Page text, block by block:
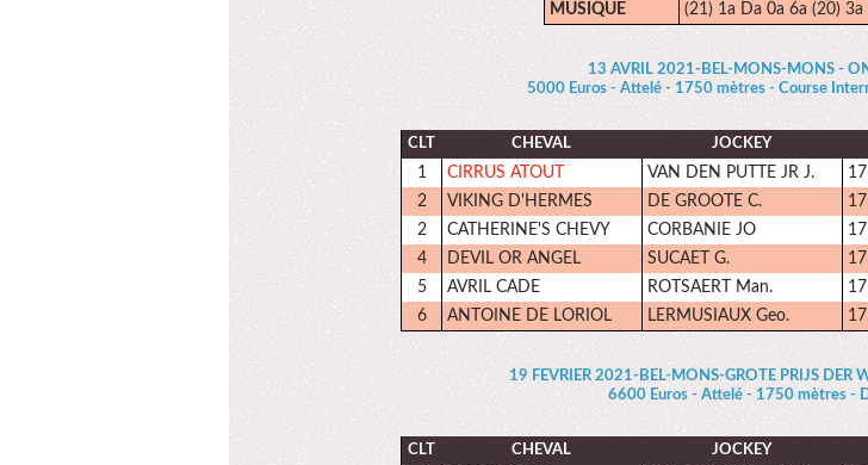
MUSIQUE
(21) 1a Da 0a 6a (20)
13 AVRIL 2021-BEL-MONS-MONS -
5000 Euros - Attelé - 1750 mètres - Course
CLT CHEVAL JOCKEY
1 CIRRUS ATOUT VAN DEN PUTTE JR J.
2
VIKING D'HERMES DE GROOTE C.
2
CATHERINE'S CHEVY CORBANIE JO
4
DEVIL OR ANGEL SUCAET G.
5
AVRIL CADE ROTSAERT Man.
6
ANTOINE DE LORIOL LERMUSIAUX Geo.
19 FEVRIER 2021-BEL-MONS-GROTE PRIJS DER
6600 Euros - Attelé - 1750 mètres -
CLT CHEVAL JOCKEY